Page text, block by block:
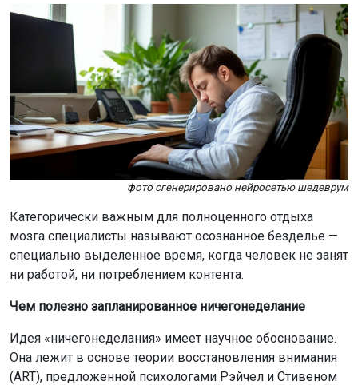
фото сгенерировано нейросетью шедеврум
Категорически важным для полноценного отдыха
мозга специалисты называют осознанное безделье —
специально выделенное время, когда человек не занят
ни работой, ни потреблением контента.
Чем полезно запланированное ничегонеделание
Идея «ничегонеделания» имеет научное обоснование.
Она лежит в основе теории восстановления внимания
(ART), предложенной психологами Рэйчел и Стивеном